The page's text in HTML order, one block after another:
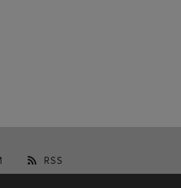
RSS